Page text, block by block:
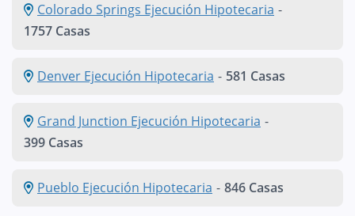
Colorado Springs Ejecución Hipotecaria -
1757 Casas
Denver Ejecución Hipotecaria - 581 Casas
Grand Junction Ejecución Hipotecaria -
399 Casas
Pueblo Ejecución Hipotecaria - 846 Casas